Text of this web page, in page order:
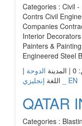
Categories : Civil
Contrs Civil
Companies
Interior
Painters &
Engineered Steel
الدوحة |
اللغة إنجليزي _ EN
QATAR
Categories :